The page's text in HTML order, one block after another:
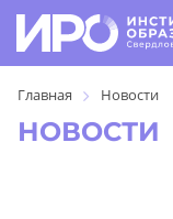
Главная Новости
НОВОСТИ